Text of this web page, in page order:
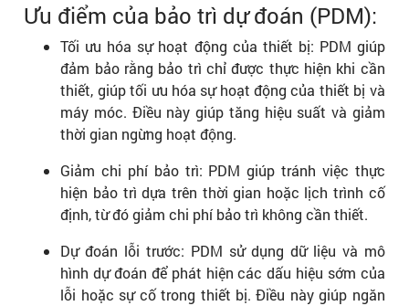
Ưu điểm của bảo trì dự đoán (PDM):
Tối ưu hóa sự hoạt động của thiết bị: PDM giúp
đảm bảo rằng bảo trì chỉ được thực hiện khi cần
thiết, giúp tối ưu hóa sự hoạt động của thiết bị và
máy móc. Điều này giúp tăng hiệu suất và giảm
thời gian ngừng hoạt động.
Giảm chi phí bảo trì: PDM giúp tránh việc thực
hiện bảo trì dựa trên thời gian hoặc lịch trình cố
định, từ đó giảm chi phí bảo trì không cần thiết.
Dự đoán lỗi trước: PDM sử dụng dữ liệu và mô
hình dự đoán để phát hiện các dấu hiệu sớm của
lỗi hoặc sự cố trong thiết bị. Điều này giúp ngăn